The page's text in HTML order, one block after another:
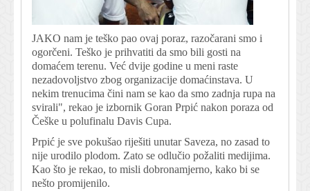
JAKO nam je teško pao ovaj poraz, razočarani smo i
ogorčeni. Teško je prihvatiti da smo bili gosti na
domaćem terenu. Već dvije godine u meni raste
nezadovoljstvo zbog organizacije domaćinstava. U
nekim trenucima čini nam se kao da smo zadnja rupa na
svirali", rekao je izbornik Goran Prpić nakon poraza od
Češke u polufinalu Davis Cupa.
Prpić je sve pokušao riješiti unutar Saveza, no zasad to
nije urodilo plodom. Zato se odlučio požaliti medijima.
Kao što je rekao, to misli dobronamjerno, kako bi se
nešto promijenilo.